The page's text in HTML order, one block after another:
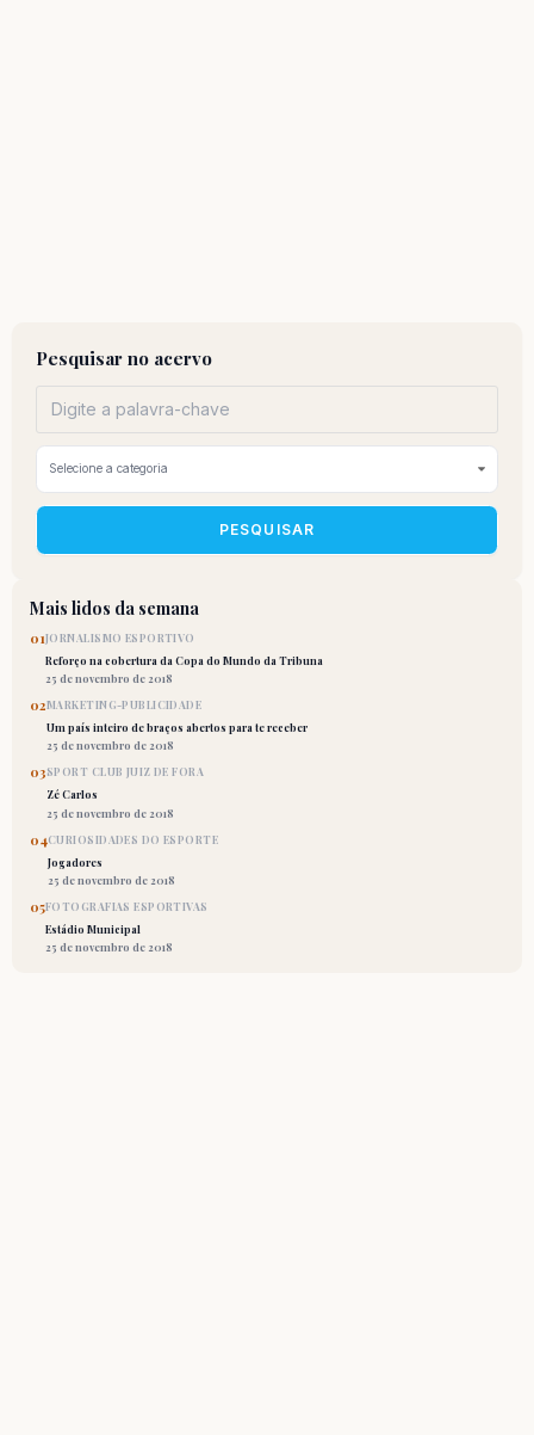
Pesquisar no acervo
PESQUISAR
Mais lidos da semana
01JORNALISMO ESPORTIVO
Reforço na cobertura da Copa do Mundo da Tribuna
25 de novembro de 2018
02MARKETING-PUBLICIDADE
Um país inteiro de braços abertos para te receber
25 de novembro de 2018
03SPORT CLUB JUIZ DE FORA
Zé Carlos
25 de novembro de 2018
04CURIOSIDADES DO ESPORTE
Jogadores
25 de novembro de 2018
05FOTOGRAFIAS ESPORTIVAS
Estádio Municipal
25 de novembro de 2018